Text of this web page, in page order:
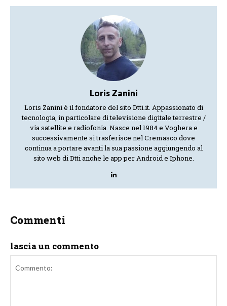
Loris Zanini
Loris Zanini è il fondatore del sito Dtti.it. Appassionato di
tecnologia, in particolare di televisione digitale terrestre /
via satellite e radiofonia. Nasce nel 1984 e Voghera e
successivamente si trasferisce nel Cremasco dove
continua a portare avanti la sua passione aggiungendo al
sito web di Dtti anche le app per Android e Iphone.
Commenti
lascia un commento